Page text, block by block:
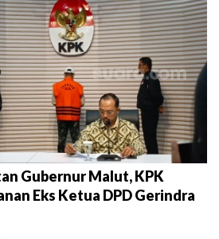
Gubernur Malut, KPK
Eks Ketua DPD Gerindra